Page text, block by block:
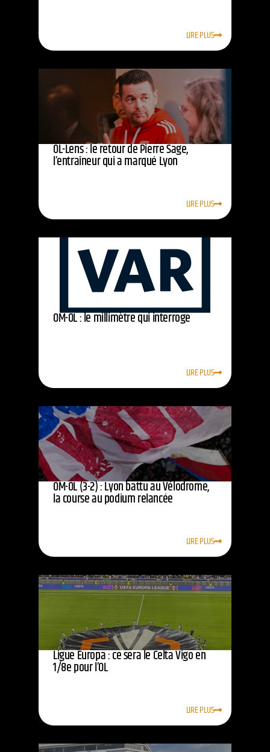
LIRE PLUS
OL-Lens : le retour de Pierre Sage,
l’entraîneur qui a marqué Lyon
LIRE PLUS
OM-OL : le millimètre qui interroge
LIRE PLUS
OM-OL (3-2) : Lyon battu au Vélodrome,
la course au podium relancée
LIRE PLUS
Ligue Europa : ce sera le Celta Vigo en
1/8e pour l’OL
LIRE PLUS